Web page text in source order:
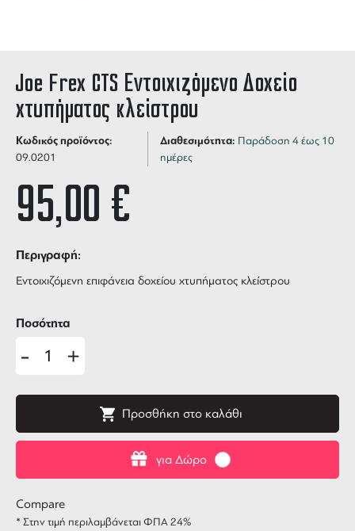
Joe Frex CTS Εντοιχιζόμενο Δοχείο
χτυπήματος κλείστρου
Κωδικός προϊόντος:
09.0201
Διαθεσιμότητα: Παράδοση 4 έως 10
ημέρες
95,00€
Περιγραφή:
Εντοιχιζόμενη επιφάνεια δοχείου χτυπήματος κλείστρου
για Δώρο
Ποσότητα
- +
Προσθήκη στο καλάθι
Compare
* Στην τιμή περιλαμβάνεται ΦΠΑ 24%